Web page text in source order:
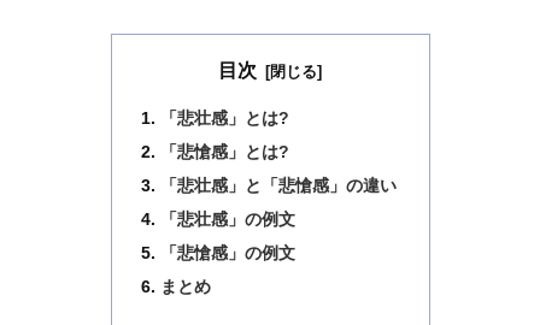
目次
「悲壮感」とは?
「悲愴感」とは?
「悲壮感」と「悲愴感」の違い
「悲壮感」の例文
「悲愴感」の例文
まとめ